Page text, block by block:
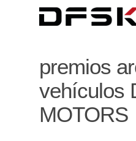
premios
vehículos
MOTORS